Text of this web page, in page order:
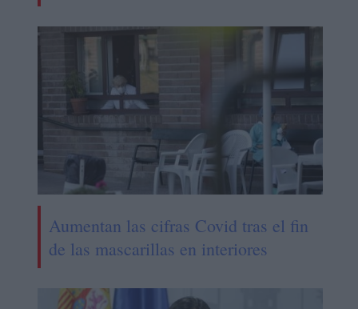
Aumentan las cifras Covid tras el fin
de las mascarillas en interiores